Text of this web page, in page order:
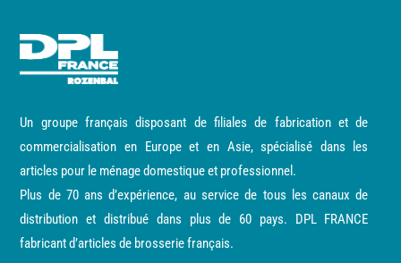
Un groupe français disposant de filiales de fabrication et de
commercialisation en Europe et en Asie, spécialisé dans les
articles pour le ménage domestique et professionnel.
Plus de 70 ans d’expérience, au service de tous les canaux de
distribution et distribué dans plus de 60 pays. DPL FRANCE
fabricant d’articles de brosserie français.